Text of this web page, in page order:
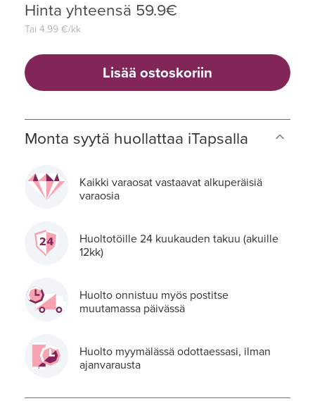
Hinta yhteensä 59.9€
Tai 4.99 €/kk
Lisää ostoskoriin
Monta syytä huollattaa iTapsalla
Kaikki varaosat vastaavat alkuperäisiä
varaosia
Huoltotöille 24 kuukauden takuu (akuille
12kk)
Huolto onnistuu myös postitse
muutamassa päivässä
Huolto myymälässä odottaessasi, ilman
ajanvarausta